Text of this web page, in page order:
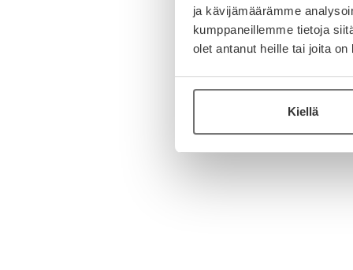
ja kävijämäärämme
kumppaneillemme tietoja
olet antanut heille tai joita
Kiellä